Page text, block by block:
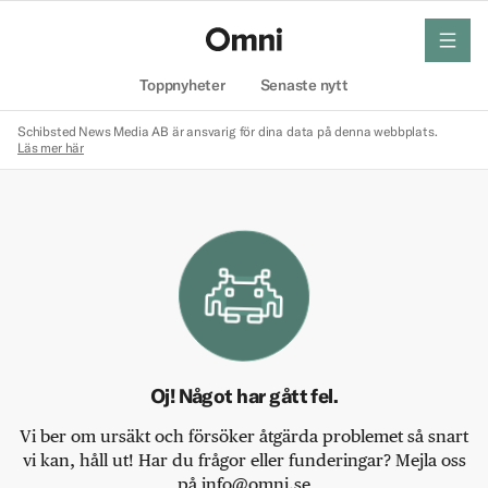
Toppnyheter Senaste nytt
meny
Schibsted News Media AB är ansvarig för dina data på denna webbplats.
Läs mer här
Oj! Något har gått fel.
Vi ber om ursäkt och försöker åtgärda problemet så snart
vi kan, håll ut! Har du frågor eller funderingar? Mejla oss